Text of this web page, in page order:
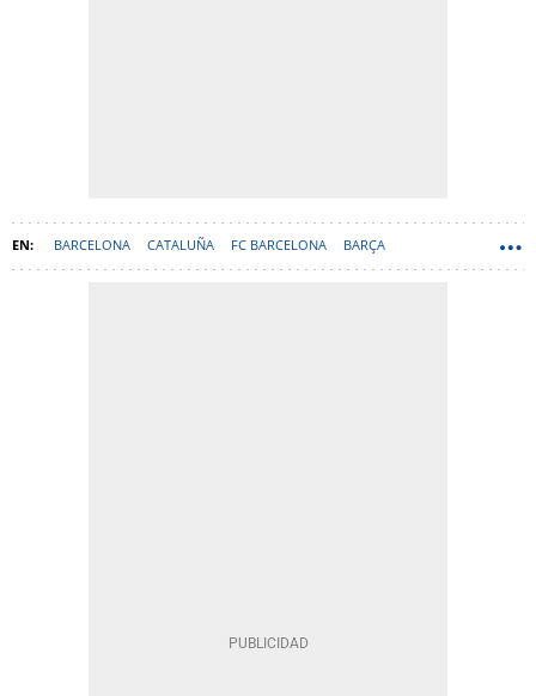
BARCELONA CATALUÑA FC BARCELONA BARÇA